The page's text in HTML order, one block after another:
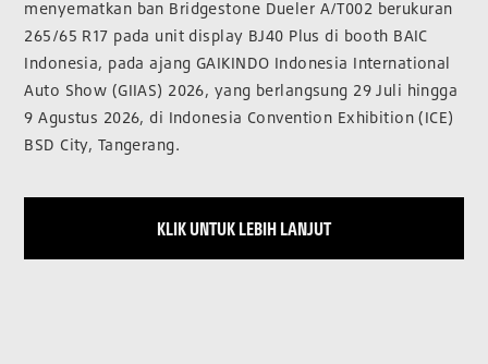
menyematkan ban Bridgestone Dueler A/T002 berukuran
265/65 R17 pada unit display BJ40 Plus di booth BAIC
Indonesia, pada ajang GAIKINDO Indonesia International
Auto Show (GIIAS) 2026, yang berlangsung 29 Juli hingga
9 Agustus 2026, di Indonesia Convention Exhibition (ICE)
BSD City, Tangerang.
KLIK UNTUK LEBIH LANJUT